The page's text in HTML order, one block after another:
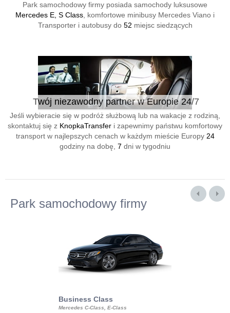
Park samochodowy firmy posiada samochody luksusowe
Mercedes E, S Class , komfortowe minibusy Mercedes Viano i
Transporter i autobusy do 52 miejsc siedzących
Twój niezawodny partner w Europie 24/7
Jeśli wybieracie się w podróż służbową lub na wakacje z rodziną,
skontaktuj się z KnopkaTransfer i zapewnimy państwu komfortowy
transport w najlepszych cenach w każdym mieście Europy 24
godziny na dobę, 7 dni w tygodniu
Park samochodowy firmy
Business Class
Mercedes C-Class, E-Class